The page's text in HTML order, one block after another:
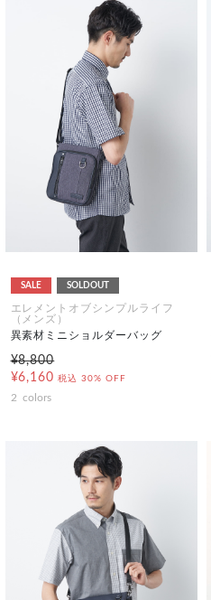
SALE SOLDOUT
エレメントオブシンプルライフ
（メンズ）
異素材ミニショルダーバッグ
¥8,800
¥6,160 税込 30% OFF
2 colors